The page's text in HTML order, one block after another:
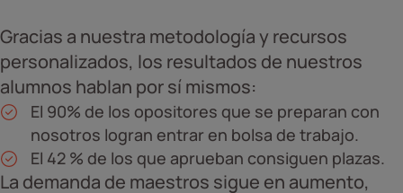
Gracias a nuestra metodología y recursos
personalizados, los resultados de nuestros
alumnos hablan por sí mismos:
El 90% de los opositores que se preparan con
nosotros logran entrar en bolsa de trabajo.
El 42 % de los que aprueban consiguen plazas.
La demanda de maestros sigue en aumento,